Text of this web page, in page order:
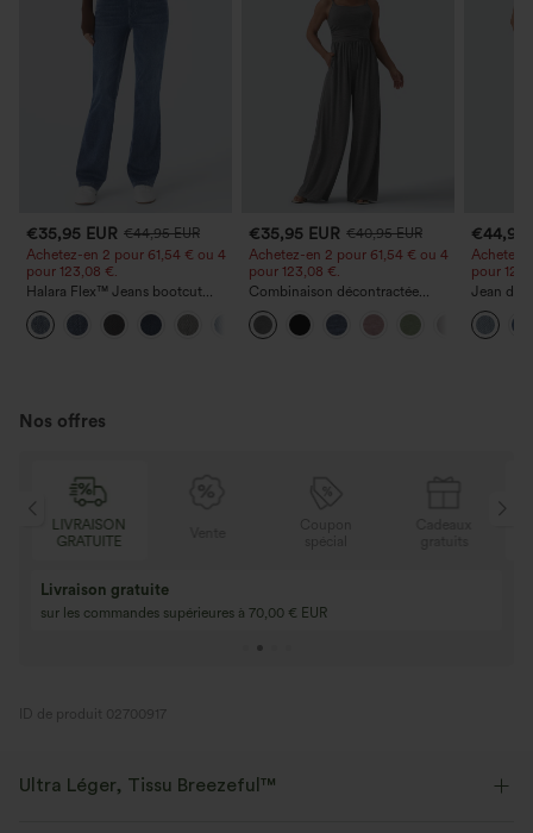
€35,95 EUR €44,95 EUR
Achetez-en 2 pour 61,54 € ou 4
pour 123,08 €.
Halara Flex™ Jeans bootcut
décontractés taille haute, effet
délavé, avec poches
€35,95 EUR €40,95 EUR
Achetez-en 2 pour 61,54 € ou 4
pour 123,08 €.
Combinaison décontractée
chinée à bretelles réglables,
fronces et jambes larges, avec
poches — facile comme tout
€44,95
Achetez-
pour
Jean
à
poches
Nos offres
LIVRAISON
GRATUITE
Livraison gratuite
sur les commandes supérieures à 70,00 € EUR
ID de produit 02700917
Ultra Léger, Tissu Breezeful™